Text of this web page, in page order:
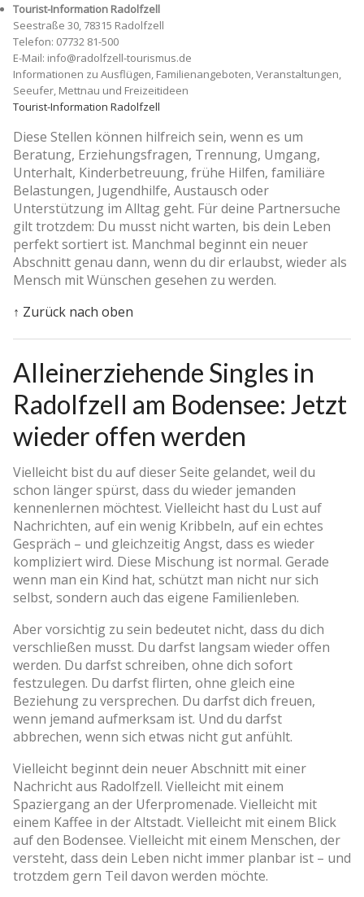
Tourist-Information Radolfzell
Seestraße 30, 78315 Radolfzell
Telefon: 07732 81-500
E-Mail: info@radolfzell-tourismus.de
Informationen zu Ausflügen, Familienangeboten, Veranstaltungen,
Seeufer, Mettnau und Freizeitideen
Tourist-Information Radolfzell
Diese Stellen können hilfreich sein, wenn es um
Beratung, Erziehungsfragen, Trennung, Umgang,
Unterhalt, Kinderbetreuung, frühe Hilfen, familiäre
Belastungen, Jugendhilfe, Austausch oder
Unterstützung im Alltag geht. Für deine Partnersuche
gilt trotzdem: Du musst nicht warten, bis dein Leben
perfekt sortiert ist. Manchmal beginnt ein neuer
Abschnitt genau dann, wenn du dir erlaubst, wieder als
Mensch mit Wünschen gesehen zu werden.
↑ Zurück nach oben
Alleinerziehende Singles in
Radolfzell am Bodensee: Jetzt
wieder offen werden
Vielleicht bist du auf dieser Seite gelandet, weil du
schon länger spürst, dass du wieder jemanden
kennenlernen möchtest. Vielleicht hast du Lust auf
Nachrichten, auf ein wenig Kribbeln, auf ein echtes
Gespräch – und gleichzeitig Angst, dass es wieder
kompliziert wird. Diese Mischung ist normal. Gerade
wenn man ein Kind hat, schützt man nicht nur sich
selbst, sondern auch das eigene Familienleben.
Aber vorsichtig zu sein bedeutet nicht, dass du dich
verschließen musst. Du darfst langsam wieder offen
werden. Du darfst schreiben, ohne dich sofort
festzulegen. Du darfst flirten, ohne gleich eine
Beziehung zu versprechen. Du darfst dich freuen,
wenn jemand aufmerksam ist. Und du darfst
abbrechen, wenn sich etwas nicht gut anfühlt.
Vielleicht beginnt dein neuer Abschnitt mit einer
Nachricht aus Radolfzell. Vielleicht mit einem
Spaziergang an der Uferpromenade. Vielleicht mit
einem Kaffee in der Altstadt. Vielleicht mit einem Blick
auf den Bodensee. Vielleicht mit einem Menschen, der
versteht, dass dein Leben nicht immer planbar ist – und
trotzdem gern Teil davon werden möchte.